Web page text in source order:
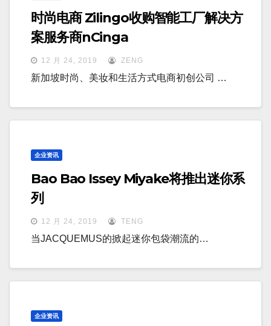
时尚电商 Zilingo收购智能工厂解决方
案服务商nCinga
12 月 24, 2019 ZENG
新加坡时尚、美妆和生活方式电商初创公司 …
企业资讯
Bao Bao Issey Miyake将推出迷你系
列
12 月 24, 2019 TENG
当JACQUEMUS的掀起迷你包袋潮流的…
企业资讯